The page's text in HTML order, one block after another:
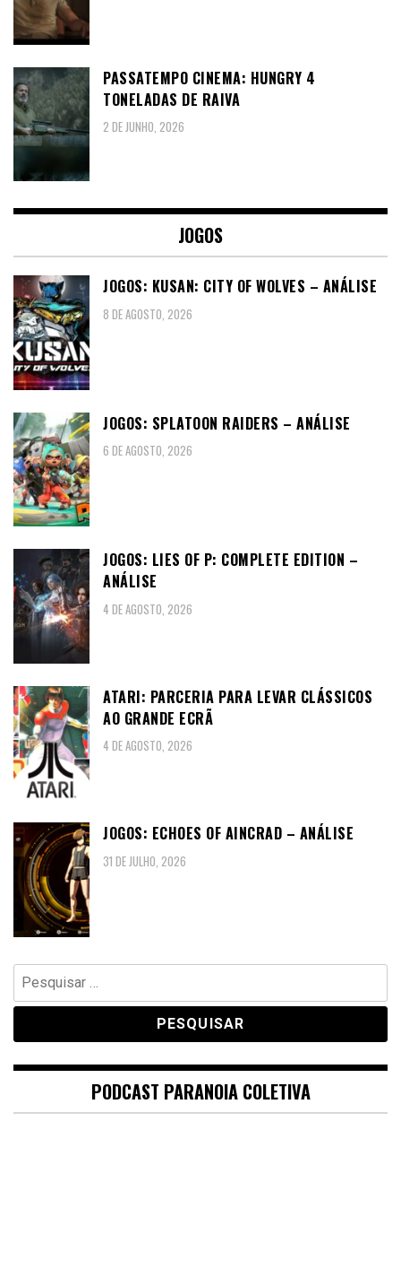
PASSATEMPO CINEMA: HUNGRY 4
TONELADAS DE RAIVA
2 DE JUNHO, 2026
JOGOS
JOGOS: KUSAN: CITY OF WOLVES – ANÁLISE
8 DE AGOSTO, 2026
JOGOS: SPLATOON RAIDERS – ANÁLISE
6 DE AGOSTO, 2026
JOGOS: LIES OF P: COMPLETE EDITION –
ANÁLISE
4 DE AGOSTO, 2026
ATARI: PARCERIA PARA LEVAR CLÁSSICOS
AO GRANDE ECRÃ
4 DE AGOSTO, 2026
JOGOS: ECHOES OF AINCRAD – ANÁLISE
31 DE JULHO, 2026
Pesquisar
por:
PODCAST PARANOIA COLETIVA